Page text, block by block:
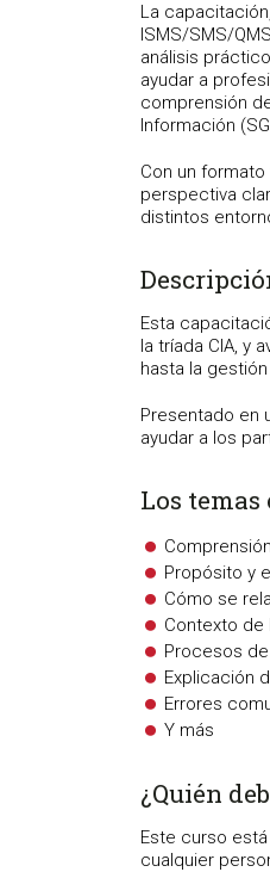
La
ISMS/SMS/
análisis
ayudar a
comprensión
Información
Con un
perspectiva
distintos
Esta
la tríada CIA, y
hasta la
Presentado en
ayudar a los
Los
Propósito y
Cómo se
Contexto de
Procesos
Explicación
Errores
Y más
¿Quién
Este curso
cualquier